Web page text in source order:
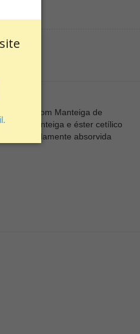
Riche com Manteiga de
com manteiga e éster cetílico
é rapidamente absorvida